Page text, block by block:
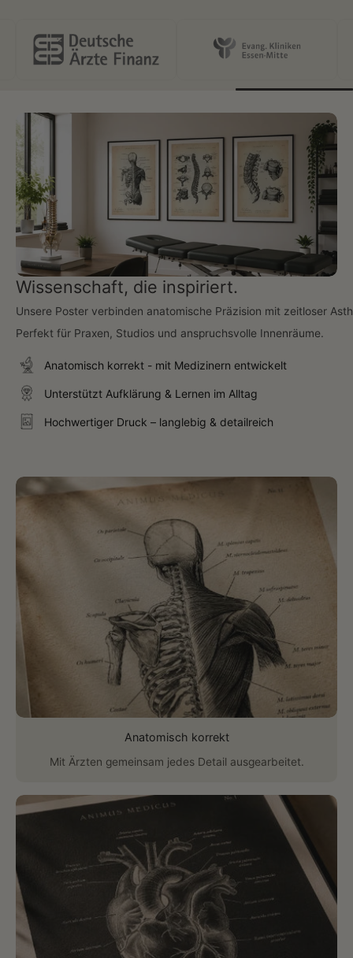
Wissenschaft, die inspiriert.
Unsere Poster verbinden anatomische Präzision mit zeitloser
Perfekt für Praxen, Studios und anspruchsvolle Innenräume.
Anatomisch korrekt - mit Medizinern entwickelt
Unterstützt Aufklärung & Lernen im Alltag
Hochwertiger Druck – langlebig & detailreich
Anatomisch korrekt
Mit Ärzten gemeinsam jedes Detail ausgearbeitet.